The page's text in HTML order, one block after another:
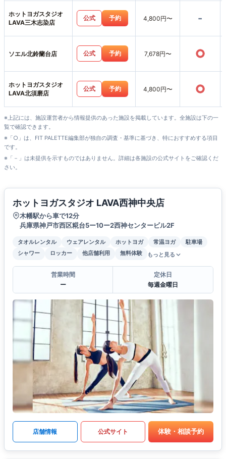
ホットヨガスタジオ
LAVA三木志染店
公式 予約 4,800円〜 -
ソエル北鈴蘭台店 公式 予約 7,678円〜 ○
ホットヨガスタジオ
LAVA北須磨店
公式 予約 4,800円〜 ○
※上記には、施設運営者から情報提供のあった施設を掲載しています。全施設は下の一
覧で確認できます。
※「○」は、FIT PALETTE編集部が独自の調査・基準に基づき、特におすすめする項目
です。
※「－」は未提供を示すものではありません。詳細は各施設の公式サイトをご確認くだ
さい。
ホットヨガスタジオ LAVA西神中央店
木幡駅から車で12分
兵庫県神戸市西区糀台5ー10ー2西神センタービル2F
タオルレンタル ウェアレンタル ホットヨガ 常温ヨガ
駐車場
シャワー
ロッカー 他店舗利用 無料体験 もっと見る
営業時間
ー
定休日
毎週金曜日
店舗情報 公式サイト 体験・相談予約